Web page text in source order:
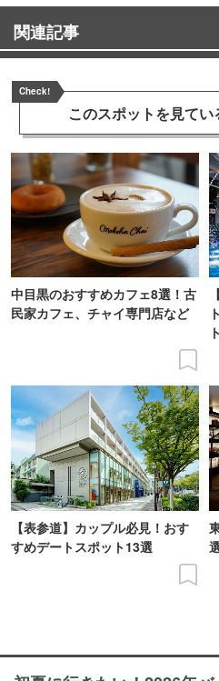
関連記事
Check!
このスポットを見てい
中目黒のおすすめカフェ8選！古
民家カフェ、チャイ専門店など
【表参道】カップル必見！おす
すめデートスポット13選